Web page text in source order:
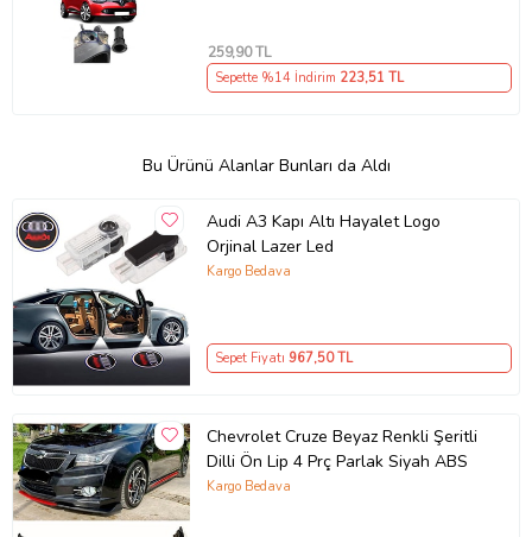
259,90 TL
Sepette %14 İndirim 223,51 TL
Bu Ürünü Alanlar Bunları da Aldı
Audi A3 Kapı Altı Hayalet Logo
Orjinal Lazer Led
Kargo Bedava
Sepet Fiyatı 967,50 TL
Chevrolet Cruze Beyaz Renkli Şeritli
Dilli Ön Lip 4 Prç Parlak Siyah ABS
Kargo Bedava